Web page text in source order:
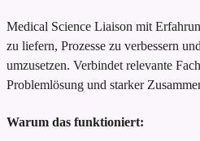
Medical Science Liaison mit
zu liefern, Prozesse zu verbessern
umzusetzen. Verbindet relevante
Problemlösung und starker
Warum das funktioniert: